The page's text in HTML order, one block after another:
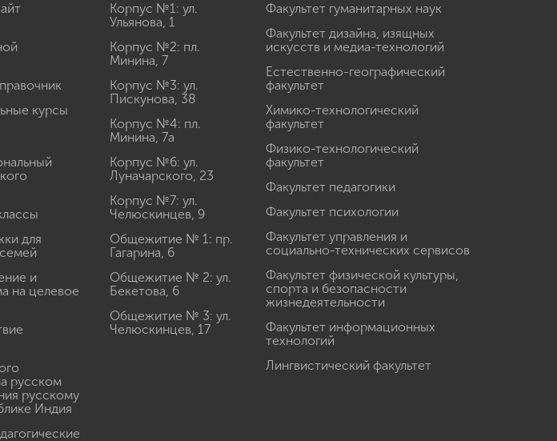
курсы
для
и
на целевое
русском
русскому
Индия
Корпус №1: ул.
Ульянова, 1
Корпус №2: пл.
Минина, 7
Корпус №3: ул.
Пискунова, 38
Корпус №4: пл.
Минина, 7а
Корпус №6: ул.
Луначарского, 23
Корпус №7: ул.
Челюскинцев, 9
Общежитие № 1: пр.
Гагарина, 6
Общежитие № 2: ул.
Бекетова, 6
Общежитие № 3: ул.
Челюскинцев, 17
Факультет гуманитарных наук
Факультет дизайна, изящных
искусств и медиа-технологий
Естественно-географический
факультет
Химико-технологический
факультет
Физико-технологический
факультет
Факультет педагогики
Факультет психологии
Факультет управления и
социально-технических сервисов
Факультет физической культуры,
спорта и безопасности
жизнедеятельности
Факультет информационных
технологий
Лингвистический факультет